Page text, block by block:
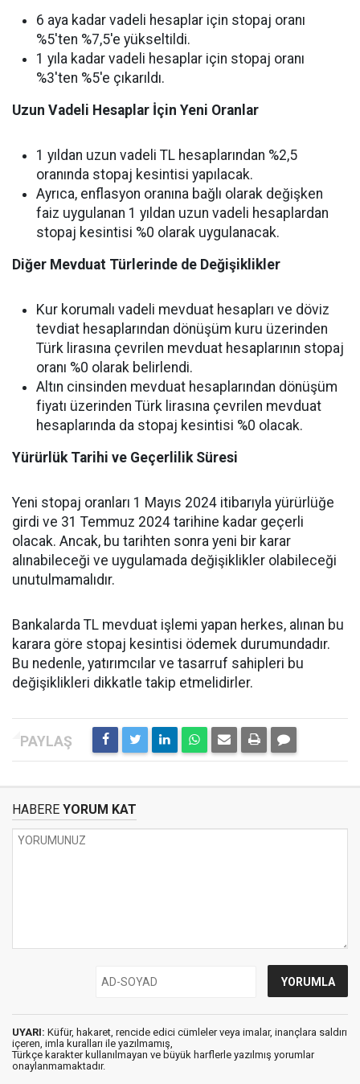
6 aya kadar vadeli hesaplar için stopaj oranı
%5'ten %7,5'e yükseltildi.
1 yıla kadar vadeli hesaplar için stopaj oranı
%3'ten %5'e çıkarıldı.
Uzun Vadeli Hesaplar İçin Yeni Oranlar
1 yıldan uzun vadeli TL hesaplarından %2,5
oranında stopaj kesintisi yapılacak.
Ayrıca, enflasyon oranına bağlı olarak değişken
faiz uygulanan 1 yıldan uzun vadeli hesaplardan
stopaj kesintisi %0 olarak uygulanacak.
Diğer Mevduat Türlerinde de Değişiklikler
Kur korumalı vadeli mevduat hesapları ve döviz
tevdiat hesaplarından dönüşüm kuru üzerinden
Türk lirasına çevrilen mevduat hesaplarının stopaj
oranı %0 olarak belirlendi.
Altın cinsinden mevduat hesaplarından dönüşüm
fiyatı üzerinden Türk lirasına çevrilen mevduat
hesaplarında da stopaj kesintisi %0 olacak.
Yürürlük Tarihi ve Geçerlilik Süresi
Yeni stopaj oranları 1 Mayıs 2024 itibarıyla yürürlüğe
girdi ve 31 Temmuz 2024 tarihine kadar geçerli
olacak. Ancak, bu tarihten sonra yeni bir karar
alınabileceği ve uygulamada değişiklikler olabileceği
unutulmamalıdır.
Bankalarda TL mevduat işlemi yapan herkes, alınan bu
karara göre stopaj kesintisi ödemek durumundadır.
Bu nedenle, yatırımcılar ve tasarruf sahipleri bu
değişiklikleri dikkatle takip etmelidirler.
HABERE YORUM KAT
UYARI: Küfür, hakaret, rencide edici cümleler veya imalar, inançlara saldırı
içeren, imla kuralları ile yazılmamış,
Türkçe karakter kullanılmayan ve büyük harflerle yazılmış yorumlar
onaylanmamaktadır.